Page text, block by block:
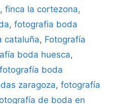
, finca la cortezona,
, fotografia boda
cataluña, Fotografía
boda huesca,
fotografía boda
zaragoza, fotografía
de boda en